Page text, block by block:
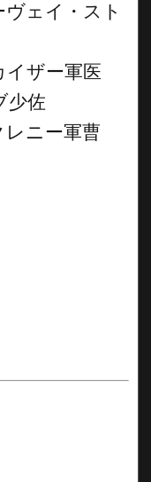
ヴェイ・スト
イザー軍医
少佐
レニー軍曹